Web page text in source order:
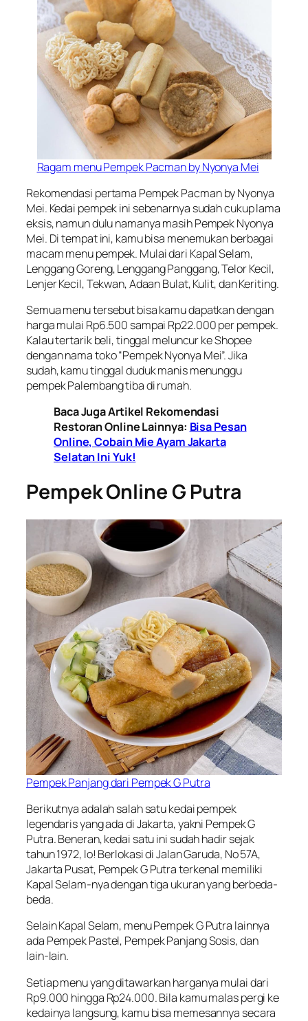
Ragam menu Pempek Pacman by Nyonya Mei
Rekomendasi pertama Pempek Pacman by Nyonya
Mei. Kedai pempek ini sebenarnya sudah cukup lama
eksis, namun dulu namanya masih Pempek Nyonya
Mei. Di tempat ini, kamu bisa menemukan berbagai
macam menu pempek. Mulai dari Kapal Selam,
Lenggang Goreng, Lenggang Panggang, Telor Kecil,
Lenjer Kecil, Tekwan, Adaan Bulat, Kulit, dan Keriting.
Semua menu tersebut bisa kamu dapatkan dengan
harga mulai Rp6.500 sampai Rp22.000 per pempek.
Kalau tertarik beli, tinggal meluncur ke Shopee
dengan nama toko “Pempek Nyonya Mei”. Jika
sudah, kamu tinggal duduk manis menunggu
pempek Palembang tiba di rumah.
Baca Juga Artikel Rekomendasi
Restoran Online Lainnya: Bisa Pesan
Online, Cobain Mie Ayam Jakarta
Selatan Ini Yuk!
Pempek Online G Putra
Pempek Panjang dari Pempek G Putra
Berikutnya adalah salah satu kedai pempek
legendaris yang ada di Jakarta, yakni Pempek G
Putra. Beneran, kedai satu ini sudah hadir sejak
tahun 1972, lo! Berlokasi di Jalan Garuda, No 57A,
Jakarta Pusat, Pempek G Putra terkenal memiliki
Kapal Selam-nya dengan tiga ukuran yang berbeda-
beda.
Selain Kapal Selam, menu Pempek G Putra lainnya
ada Pempek Pastel, Pempek Panjang Sosis, dan
lain-lain.
Setiap menu yang ditawarkan harganya mulai dari
Rp9.000 hingga Rp24.000. Bila kamu malas pergi ke
kedainya langsung, kamu bisa memesannya secara